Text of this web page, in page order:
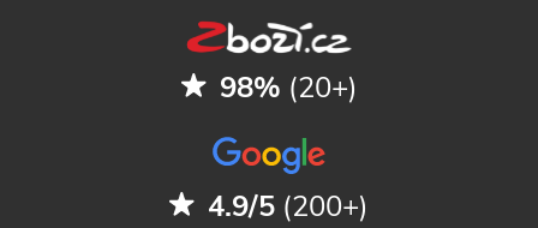
98% (20+)
4.9/5 (200+)